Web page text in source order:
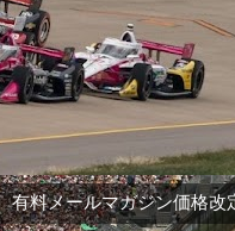
有料メールマガジン価格改